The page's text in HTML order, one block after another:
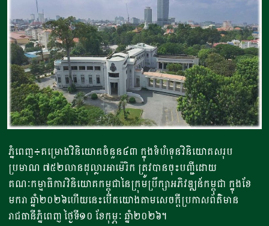
ភ្នំពេញ៖គម្រោងវិនិយោគចំនួន៤៣ ក្នុងទំហំទុនវិនិយោគសរុប
ប្រមាណ ៧៥២លានដុល្លារអាម៉េរិក ត្រូវបានចុះបញ្ជីដោយ
គណៈកម្មាធិការវិនិយោគកម្ពុជានៃក្រុមប្រឹក្សាអភិវឌ្ឍន៍កម្ពុជា ក្នុងខែ
មករា ឆ្នាំ២០២៦ហើយនេះបើតយោងតាមសេចក្តីប្រកាសព័ត៌មាន
រាជធានីភ្នំពេញ ថ្ងៃទី១០ ខែកុម្ភៈ ឆ្នាំ២០២៦។